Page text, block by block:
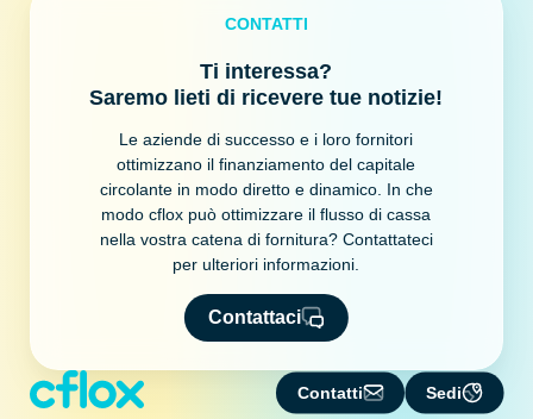
CONTATTI
Ti interessa?
Saremo lieti di ricevere tue notizie!
Le aziende di successo e i loro fornitori
ottimizzano il finanziamento del capitale
circolante in modo diretto e dinamico. In che
modo cflox può ottimizzare il flusso di cassa
nella vostra catena di fornitura? Contattateci
per ulteriori informazioni.
Contattaci
Contatti Sedi